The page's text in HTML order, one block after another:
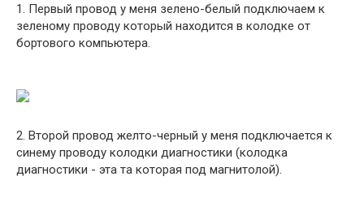
1. Первый провод у меня зелено-белый подключаем к
зеленому проводу который находится в колодке от
бортового компьютера.
2. Второй провод желто-черный у меня подключается к
синему проводу колодки диагностики (колодка
диагностики - эта та которая под магнитолой).